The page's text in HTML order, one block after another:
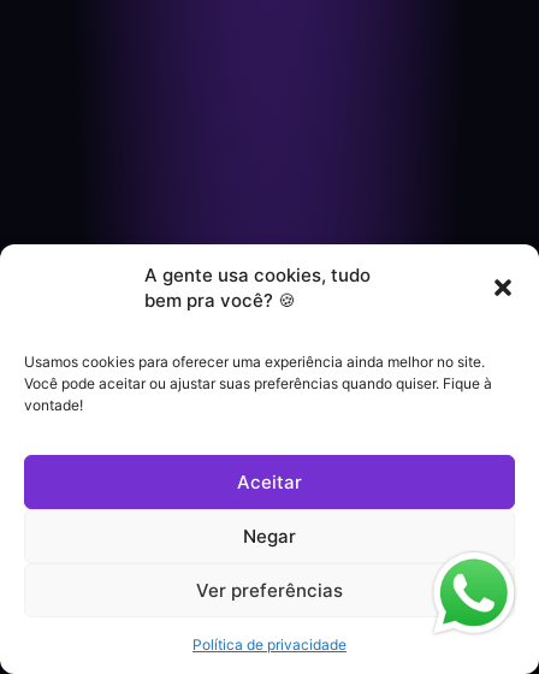
A gente usa cookies, tudo
bem pra você? 🍪
Usamos cookies para oferecer uma experiência ainda melhor no site.
Você pode aceitar ou ajustar suas preferências quando quiser. Fique à
vontade!
Aceitar
Negar
Ver preferências
Política de privacidade